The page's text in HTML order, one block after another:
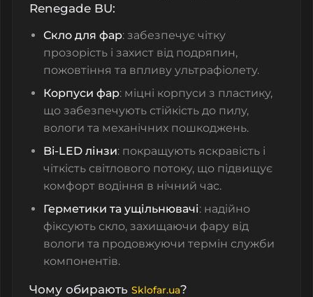
Renegade BU:
Скло для фар: забезпечує чітку
прозорість і захист від подряпин,
пожовтіння та впливу ультрафіолету.
Корпуси фар: міцні корпуси з пластику,
що забезпечують стійкість до пилу,
вологи та механічних пошкоджень.
Bi-LED лінзи: покращують яскравість і
чіткість світлового потоку, що підвищує
комфорт водіння в нічний час.
Герметики та ущільнювачі: надійно
фіксують скло, захищаючи фару від
вологи та продовжуючи термін служби
компонентів.
Чому обирають Sklofar.ua?